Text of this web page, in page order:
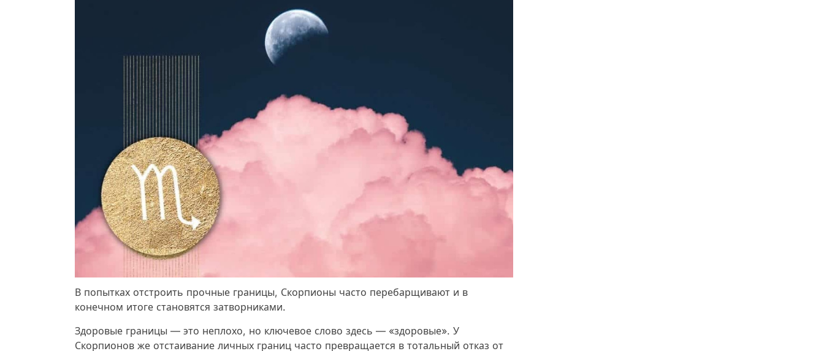
В попытках отстроить прочные границы, Скорпионы часто перебарщивают и в
конечном итоге становятся затворниками.
Здоровые границы — это неплохо, но ключевое слово здесь — «здоровые». У
Скорпионов же отстаивание личных границ часто превращается в тотальный отказ от